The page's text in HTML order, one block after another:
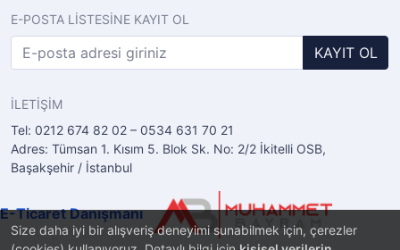
Size daha iyi bir alışveriş deneyimi sunabilmek için, çerezler
E-POSTA LİSTESİNE KAYIT OL
KAYIT OL
İLETİŞİM
Tel: 0212 674 82 02 – 0534 631 70 21
Adres: Tümsan 1. Kısım 5. Blok Sk. No: 2/2 İkitelli OSB,
Başakşehir / İstanbul
E-Ticaret Danışmanı